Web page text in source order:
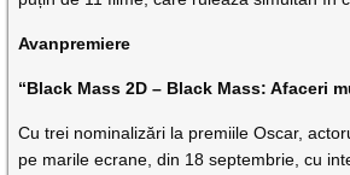
Avanpremiere
“Black Mass 2D – Black Mass: Afaceri
Cu trei nominalizări la premiile Oscar,
pe marile ecrane, din 18 septembrie, cu